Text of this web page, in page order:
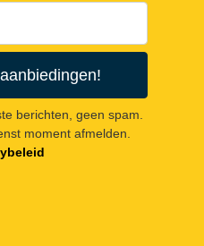
berichten, geen spam.
moment afmelden.